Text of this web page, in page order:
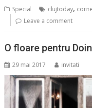
Special clujtoday,
Leave a comment
O floare pentru
29 mai 2017 invitati